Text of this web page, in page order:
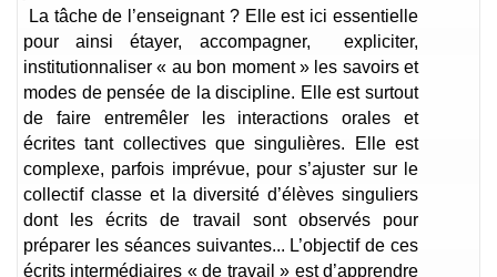
La tâche de l’enseignant ? Elle est ici essentielle
pour ainsi étayer, accompagner, expliciter,
institutionnaliser « au bon moment » les savoirs et
modes de pensée de la discipline. Elle est surtout
de faire entremêler les interactions orales et
écrites tant collectives que singulières. Elle est
complexe, parfois imprévue, pour s’ajuster sur le
collectif classe et la diversité d’élèves singuliers
dont les écrits de travail sont observés pour
préparer les séances suivantes... L’objectif de ces
écrits intermédiaires « de travail » est d’apprendre